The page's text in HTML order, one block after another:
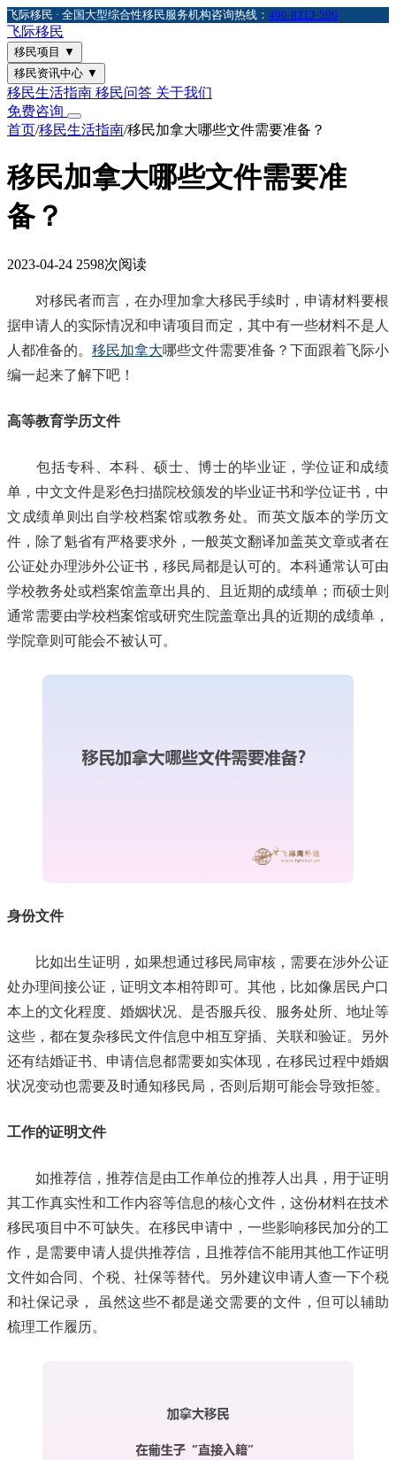
飞际移民 · 全国大型综合性移民服务机构咨询热线： 400-8213-596
飞际移民
移民项目 ▼
移民资讯中心 ▼
移民生活指南 移民问答 关于我们
免费咨询
首页/移民生活指南/移民加拿大哪些文件需要准备？
移民加拿大哪些文件需要准
备？
2023-04-24 2598次阅读
对移民者而言，在办理加拿大移民手续时，申请材料要根
据申请人的实际情况和申请项目而定，其中有一些材料不是人
人都准备的。 移民加拿大哪些文件需要准备？下面跟着飞际小
编一起来了解下吧！
高等教育学历文件
包括专科、本科、硕士、博士的毕业证，学位证和成绩
单，中文文件是彩色扫描院校颁发的毕业证书和学位证书，中
文成绩单则出自学校档案馆或教务处。而英文版本的学历文
件，除了魁省有严格要求外，一般英文翻译加盖英文章或者在
公证处办理涉外公证书，移民局都是认可的。本科通常认可由
学校教务处或档案馆盖章出具的、且近期的成绩单；而硕士则
通常需要由学校档案馆或研究生院盖章出具的近期的成绩单，
学院章则可能会不被认可。
身份文件
比如出生证明，如果想通过移民局审核，需要在涉外公证
处办理间接公证，证明文本相符即可。其他，比如像居民户口
本上的文化程度、婚姻状况、是否服兵役、服务处所、地址等
这些，都在复杂移民文件信息中相互穿插、关联和验证。另外
还有结婚证书、申请信息都需要如实体现，在移民过程中婚姻
状况变动也需要及时通知移民局，否则后期可能会导致拒签。
工作的证明文件
如推荐信，推荐信是由工作单位的推荐人出具，用于证明
其工作真实性和工作内容等信息的核心文件，这份材料在技术
移民项目中不可缺失。在移民申请中，一些影响移民加分的工
作，是需要申请人提供推荐信，且推荐信不能用其他工作证明
文件如合同、个税、社保等替代。另外建议申请人查一下个税
和社保记录， 虽然这些不都是递交需要的文件，但可以辅助
梳理工作履历。